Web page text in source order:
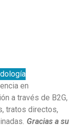
en
a través de B2G,
tratos directos,
. Gracias a su